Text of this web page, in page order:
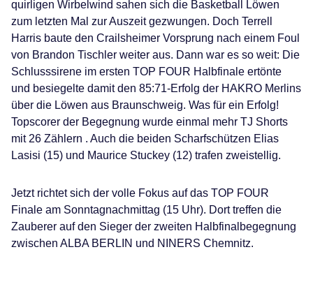
quirligen Wirbelwind sahen sich die Basketball Löwen
zum letzten Mal zur Auszeit gezwungen. Doch Terrell
Harris baute den Crailsheimer Vorsprung nach einem Foul
von Brandon Tischler weiter aus. Dann war es so weit: Die
Schlusssirene im ersten TOP FOUR Halbfinale ertönte
und besiegelte damit den 85:71-Erfolg der HAKRO Merlins
über die Löwen aus Braunschweig. Was für ein Erfolg!
Topscorer der Begegnung wurde einmal mehr TJ Shorts
mit 26 Zählern . Auch die beiden Scharfschützen Elias
Lasisi (15) und Maurice Stuckey (12) trafen zweistellig.
Jetzt richtet sich der volle Fokus auf das TOP FOUR
Finale am Sonntagnachmittag (15 Uhr). Dort treffen die
Zauberer auf den Sieger der zweiten Halbfinalbegegnung
zwischen ALBA BERLIN und NINERS Chemnitz.